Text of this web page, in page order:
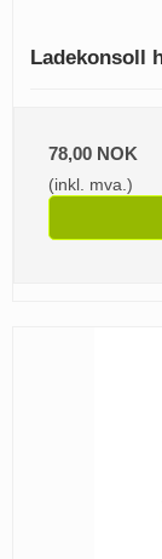
Ladekonsoll
78,00 NOK
(inkl. mva.)